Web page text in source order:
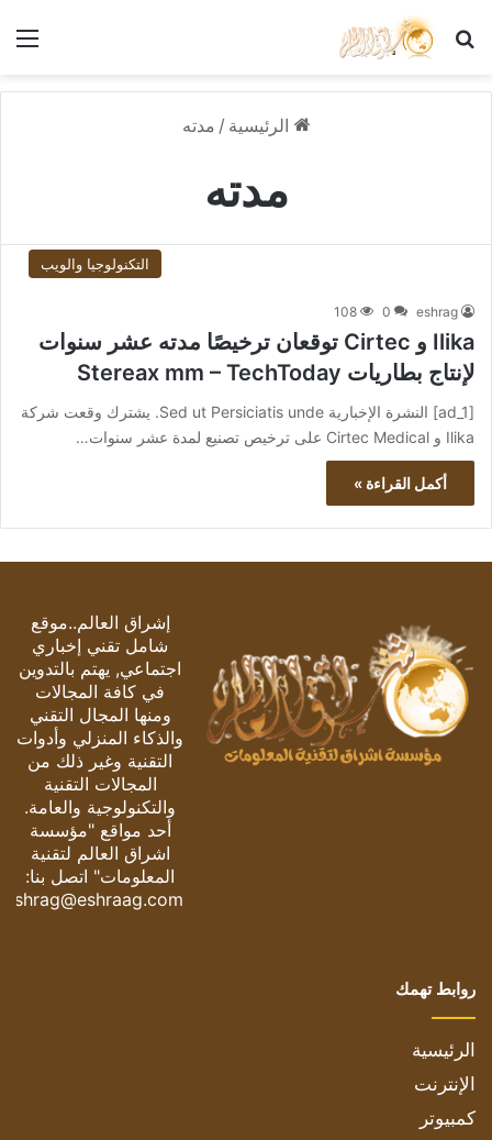
بحث عن
الرئيسية / مدته
مدته
التكنولوجيا والويب
eshrag
0
108
Ilika و Cirtec توقعان ترخيصًا مدته عشر سنوات
لإنتاج بطاريات Stereax mm – TechToday
[ad_1] النشرة الإخبارية Sed ut Persiciatis unde. يشترك وقعت شركة
Ilika و Cirtec Medical على ترخيص تصنيع لمدة عشر سنوات…
أكمل القراءة »
إشراق العالم..موقع
شامل تقني إخباري
اجتماعي, يهتم بالتدوين
في كافة المجالات
ومنها المجال التقني
والذكاء المنزلي وأدوات
التقنية وغير ذلك من
المجالات التقنية
والتكنولوجية والعامة.
أحد مواقع "مؤسسة
اشراق العالم لتقنية
المعلومات" اتصل بنا:
eshrag@eshraag.com
روابط تهمك
الرئيسية
الإنترنت
كمبيوتر